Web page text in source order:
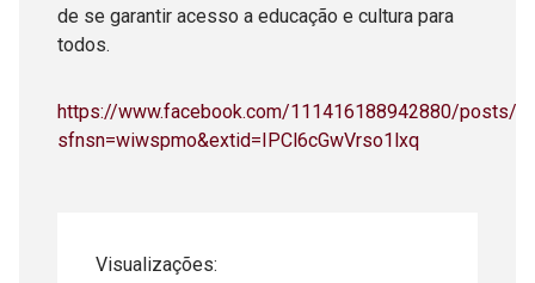
de se garantir acesso a educação e cultura para
todos.
https://www.facebook.com/111416188942880/posts/
sfnsn=wiwspmo&extid=IPCl6cGwVrso1lxq
Visualizações: